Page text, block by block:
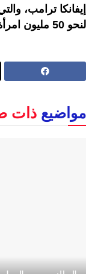
إيفانكا ترامب،
لنحو 50 مليون امرأة بحلول سنة 2025.
مواضيع ذات